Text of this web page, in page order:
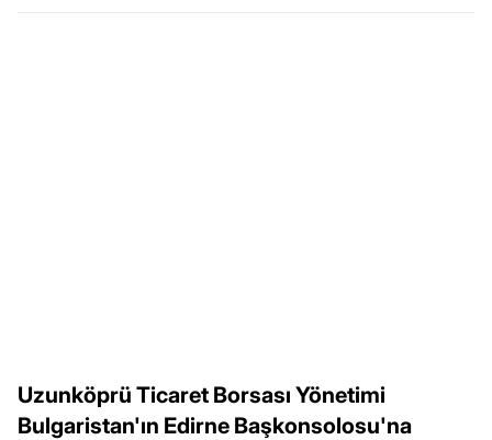
Uzunköprü Ticaret Borsası Yönetimi
Bulgaristan'ın Edirne Başkonsolosu'na